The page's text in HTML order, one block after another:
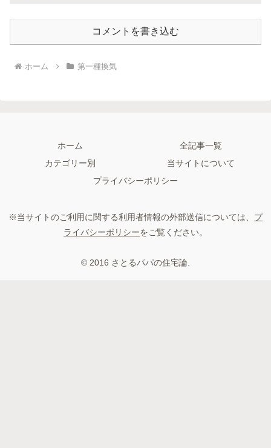
コメントを書き込む
ホーム 第一種換気
ホーム
全記事一覧
カテゴリー別
当サイトについて
プライバシーポリシー
※当サイトのご利用に関する利用者情報の外部送信については、 プ
ライバシーポリシーをご覧ください。
© 2016 さとるパパの住宅論.